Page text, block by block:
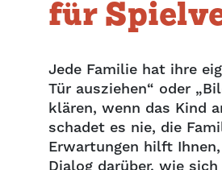
für
Jede Familie hat ihre
Tür ausziehen“ oder
klären, wenn das Kind
schadet es nie, die
Erwartungen hilft